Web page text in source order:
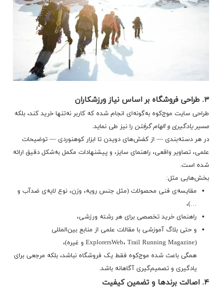
۳. طراحی فروشگاه بر اساس نیاز ورزشکاران
طراحی سایت موج‌کوه به‌گونه‌ای انجام شده که کاربر نه‌تنها خرید کند، بلکه
مسیر یادگیری و الهام گرفتن را نیز طی نماید.
در هر دسته‌بندی — از کفش‌های دویدن تا ابزار کوهنوردی — توضیحات
علمی، تصاویر واقعی، راهنمای سایز، و پیشنهادات مکمل به‌شکل دقیق ارائه
شده است.
بخش‌هایی مثل:
مقایسه‌ی فنی محصولات (مثل جنس رویه، وزن، نوع لایه‌ی ضدآب و
…)،
راهنمای خرید تخصصی برای هر رشته ورزشی،
و حتی بلاگ آموزشی با مقالات علمی از منابع بین‌المللی
(ExplorersWeb، Trail Running Magazine و غیره)،
همگی باعث شده موج‌کوه فقط یک فروشگاه نباشد، بلکه مرجعی برای
یادگیری و تصمیم‌گیری آگاهانه باشد.
۴. اصالت برندها و تضمین کیفیت